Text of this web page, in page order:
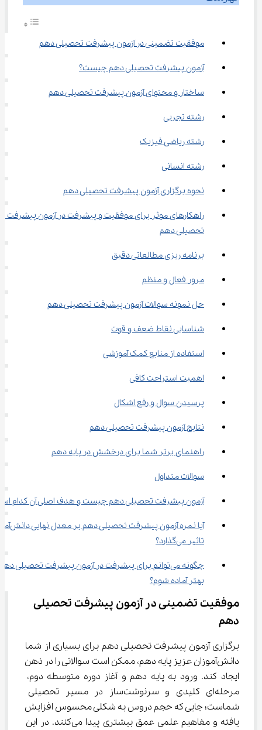
موفقیت تضمینی در آزمون پیشرفت تحصیلی دهم
آزمون پیشرفت تحصیلی دهم چیست؟
ساختار و محتوای آزمون پیشرفت تحصیلی دهم
رشته تجربی
رشته ریاضی فیزیک
رشته انسانی
نحوه برگزاری آزمون پیشرفت تحصیلی دهم
راهکارهای موثر برای موفقیت و پیشرفت در آزمون پیشرفت
تحصیلی دهم
برنامه‌ ریزی مطالعاتی دقیق
مرور فعال و منظم
حل نمونه سوالات آزمون پیشرفت تحصیلی دهم
شناسایی نقاط ضعف و قوت
استفاده از منابع کمک آموزشی
اهمیت استراحت کافی
پرسیدن سوال و رفع اشکال
نتایج آزمون پیشرفت تحصیلی دهم
راهنمای برتر شما برای درخشش در پایه دهم
سوالات متداول
آزمون پیشرفت تحصیلی دهم چیست و هدف اصلی آن کدام
آیا نمره آزمون پیشرفت تحصیلی
تاثیر می‌گذارد؟
چگونه می‌توانم برای پیشرفت در آزمون پیشرفت تحصیلی
بهتر آماده شوم؟
موفقیت تضمینی در آزمون پیشرفت تحصیلی
دهم
برگزاری آزمون پیشرفت تحصیلی دهم برای بسیاری از شما
دانش‌آموزان عزیز پایه دهم، ممکن است سوالاتی را در ذهن
ایجاد کند. ورود به پایه دهم و آغاز دوره متوسطه دوم،
مرحله‌ای کلیدی و سرنوشت‌ساز در مسیر تحصیلی
شماست؛ جایی که حجم دروس به شکلی محسوس افزایش
یافته و مفاهیم علمی عمق بیشتری پیدا می‌کنند. در این